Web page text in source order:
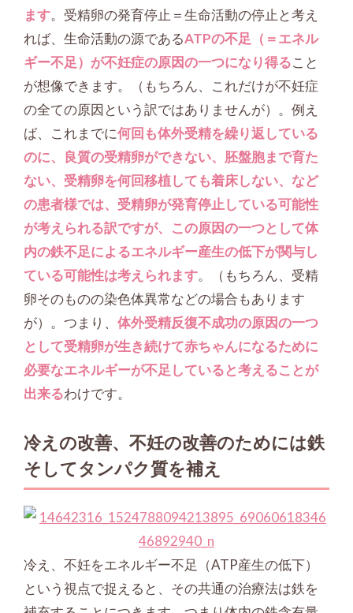
ます。受精卵の発育停止＝生命活動の停止と考え
れば、生命活動の源であるATPの不足（＝エネル
ギー不足）が不妊症の原因の一つになり得ること
が想像できます。（もちろん、これだけが不妊症
の全ての原因という訳ではありませんが）。例え
ば、これまでに何回も体外受精を繰り返している
のに、良質の受精卵ができない、胚盤胞まで育た
ない、受精卵を何回移植しても着床しない、など
の患者様では、受精卵が発育停止している可能性
が考えられる訳ですが、この原因の一つとして体
内の鉄不足によるエネルギー産生の低下が関与し
ている可能性は考えられます。（もちろん、受精
卵そのものの染色体異常などの場合もあります
が）。つまり、 体外受精反復不成功の原因の一つ
として受精卵が生き続けて赤ちゃんになるために
必要なエネルギーが不足していると考えることが
出来るわけです。
冷えの改善、不妊の改善のためには鉄
そしてタンパク質を補え
冷え、不妊をエネルギー不足（ATP産生の低下）
という視点で捉えると、その共通の治療法は鉄を